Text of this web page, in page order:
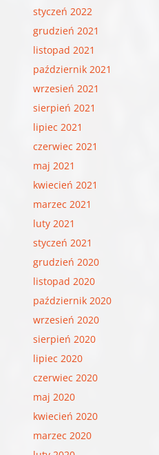
styczeń 2022
grudzień 2021
listopad 2021
październik 2021
wrzesień 2021
sierpień 2021
lipiec 2021
czerwiec 2021
maj 2021
kwiecień 2021
marzec 2021
luty 2021
styczeń 2021
grudzień 2020
listopad 2020
październik 2020
wrzesień 2020
sierpień 2020
lipiec 2020
czerwiec 2020
maj 2020
kwiecień 2020
marzec 2020